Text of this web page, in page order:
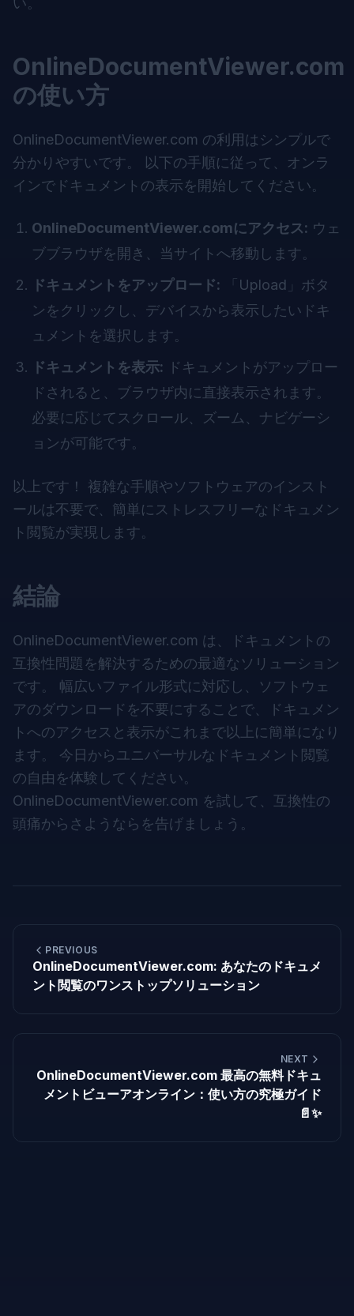
OnlineDocumentViewer.com
の使い方
OnlineDocumentViewer.com の利用はシンプルで
分かりやすいです。 以下の手順に従って、オンラ
インでドキュメントの表示を開始してください。
OnlineDocumentViewer.comにアクセス: ウェ
ブブラウザを開き、当サイトへ移動します。
ドキュメントをアップロード: 「Upload」ボタ
ンをクリックし、デバイスから表示したいドキ
ュメントを選択します。
ドキュメントを表示: ドキュメントがアップロー
ドされると、ブラウザ内に直接表示されます。
必要に応じてスクロール、ズーム、ナビゲーシ
ョンが可能です。
以上です！ 複雑な手順やソフトウェアのインスト
ールは不要で、簡単にストレスフリーなドキュメン
ト閲覧が実現します。
結論
OnlineDocumentViewer.com は、ドキュメントの
互換性問題を解決するための最適なソリューション
です。 幅広いファイル形式に対応し、ソフトウェ
アのダウンロードを不要にすることで、ドキュメン
トへのアクセスと表示がこれまで以上に簡単になり
ます。 今日からユニバーサルなドキュメント閲覧
の自由を体験してください。
OnlineDocumentViewer.com を試して、互換性の
頭痛からさようならを告げましょう。
PREVIOUS
OnlineDocumentViewer.com: あなたのドキュメ
ント閲覧のワンストップソリューション
NEXT
OnlineDocumentViewer.com 最高の無料ドキュ
メントビューアオンライン：使い方の究極ガイド
📄✨